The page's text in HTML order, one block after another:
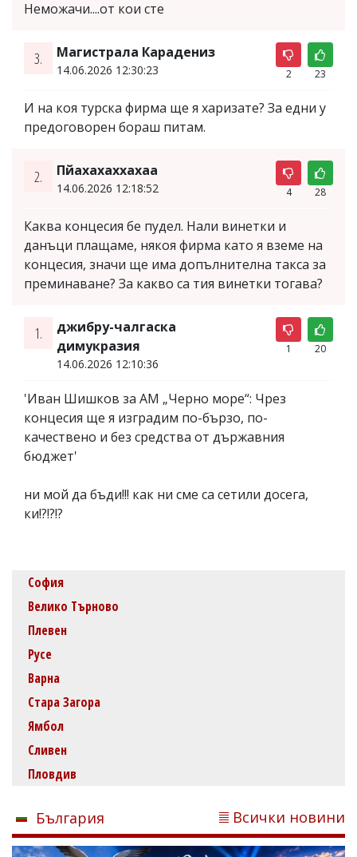
Неможачи....от кои сте
3. Магистрала Карадениз
14.06.2026 12:30:23 2 23
И на коя турска фирма ще я харизате? За едни у
предоговорен бораш питам.
2. Пйахахаххахаа
14.06.2026 12:18:52 4 28
Каква концесия бе пудел. Нали винетки и
данъци плащаме, някоя фирма като я вземе на
концесия, значи ще има допълнителна такса за
преминаване? За какво са тия винетки тогава?
1.
джибру-чалгаска
димукразия
14.06.2026 12:10:36
1 20
'Иван Шишков за АМ „Черно море“: Чрез
концесия ще я изградим по-бързо, по-
качествено и без средства от държавния
бюджет'
ни мой да бъди!!! как ни сме са сетили досега,
ки!?!?!?
София
Велико Търново
Плевен
Русе
Варна
Стара Загора
Ямбол
Сливен
Пловдив
България Всички новини